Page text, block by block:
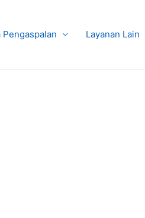
Pengaspalan Layanan Lain